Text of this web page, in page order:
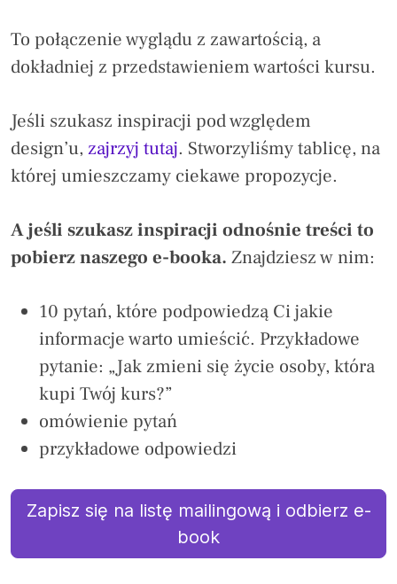
To połączenie wyglądu z zawartością, a
dokładniej z przedstawieniem wartości kursu.
Jeśli szukasz inspiracji pod względem
design’u, zajrzyj tutaj. Stworzyliśmy tablicę, na
której umieszczamy ciekawe propozycje.
A jeśli szukasz inspiracji odnośnie treści to
pobierz naszego e-booka. Znajdziesz w nim:
10 pytań, które podpowiedzą Ci jakie
informacje warto umieścić. Przykładowe
pytanie: „Jak zmieni się życie osoby, która
kupi Twój kurs?”
omówienie pytań
przykładowe odpowiedzi
Zapisz się na listę mailingową i odbierz e-
book